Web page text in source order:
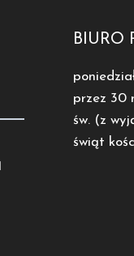
BIURO
przez 30
św. (z
świąt